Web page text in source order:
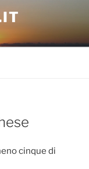
cinque di